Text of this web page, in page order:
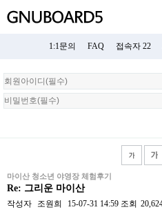
1:1문의 FAQ 접속자 22
회
원
로
마이산 청소년 야영장 체험후기
Re: 그리운 마이산
작성자 조원희 15-07-31 14:59 조회